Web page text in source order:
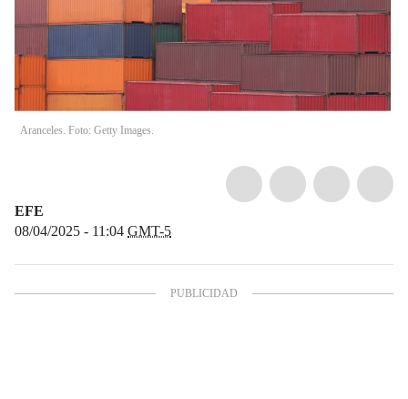
Aranceles. Foto: Getty Images.
EFE
08/04/2025 - 11:04 GMT-5